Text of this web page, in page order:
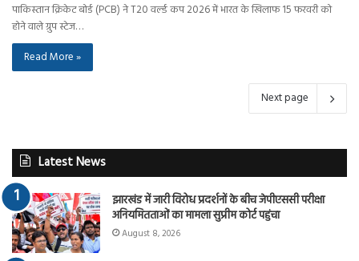
पाकिस्तान क्रिकेट बोर्ड (PCB) ने T20 वर्ल्ड कप 2026 में भारत के खिलाफ 15 फरवरी को
होने वाले ग्रुप स्टेज…
Read More »
Next page
Latest News
झारखंड में जारी विरोध प्रदर्शनों के बीच जेपीएससी परीक्षा
अनियमितताओं का मामला सुप्रीम कोर्ट पहुंचा
August 8, 2026